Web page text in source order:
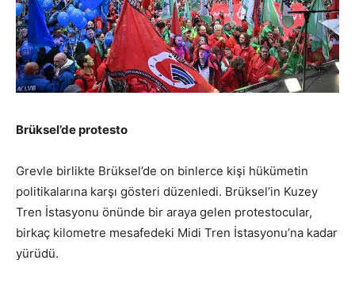
Brüksel’de protesto
Grevle birlikte Brüksel’de on binlerce kişi hükümetin
politikalarına karşı gösteri düzenledi. Brüksel’in Kuzey
Tren İstasyonu önünde bir araya gelen protestocular,
birkaç kilometre mesafedeki Midi Tren İstasyonu’na kadar
yürüdü.